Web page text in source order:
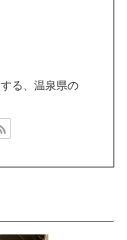
る、温泉県の